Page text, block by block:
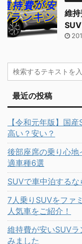
維
最近の投稿
【令和元年版】国
高い？安い？
後部座席の乗り心
適車種6選
SUVで車中泊する
7人乗りSUVをファ
人気車をご紹介！
維持費が安いSUV
みました